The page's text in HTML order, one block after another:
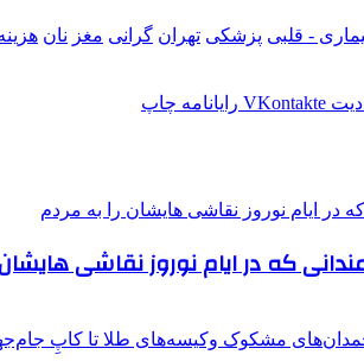
- قلبی پزشکی تهران گرانی مغز نان
‫VKontakte رایانامه چاپ
که در ایام نوروز نقاشی